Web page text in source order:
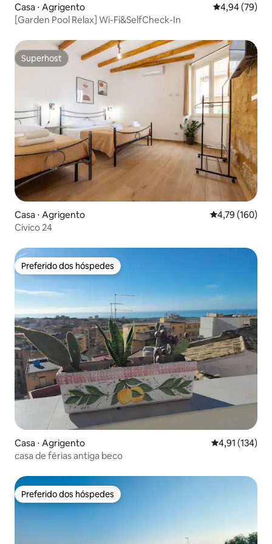
Casa ⋅ Agrigento 4,94 de uma
4,94 (79)
[Garden Pool Relax] Wi-Fi&SelfCheck-In
Superhost
Superhost
Casa ⋅ Agrigento 4,79 de uma
4,79 (160)
Civico 24
Preferido dos hóspedes
Preferido dos hóspedes
Casa ⋅ Agrigento 4,91 de uma
4,91 (134)
casa de férias antiga beco
Preferido dos hóspedes
Preferido dos hóspedes